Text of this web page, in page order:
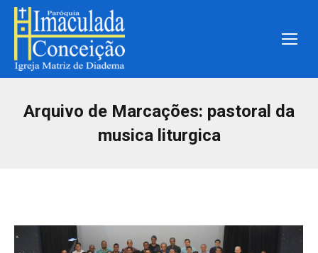
Arquivo de Marcações: pastoral da
musica liturgica